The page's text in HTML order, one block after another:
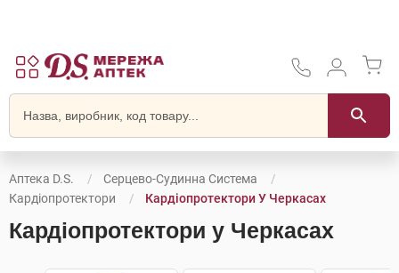
Аптека D.S.
Серцево-Судинна Система
Кардіопротектори
Кардіопротектори У Черкасах
Кардіопротектори у Черкасах